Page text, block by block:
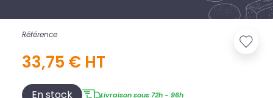
Référence
33,75 € HT
En stock Livraison sous 72h - 96h